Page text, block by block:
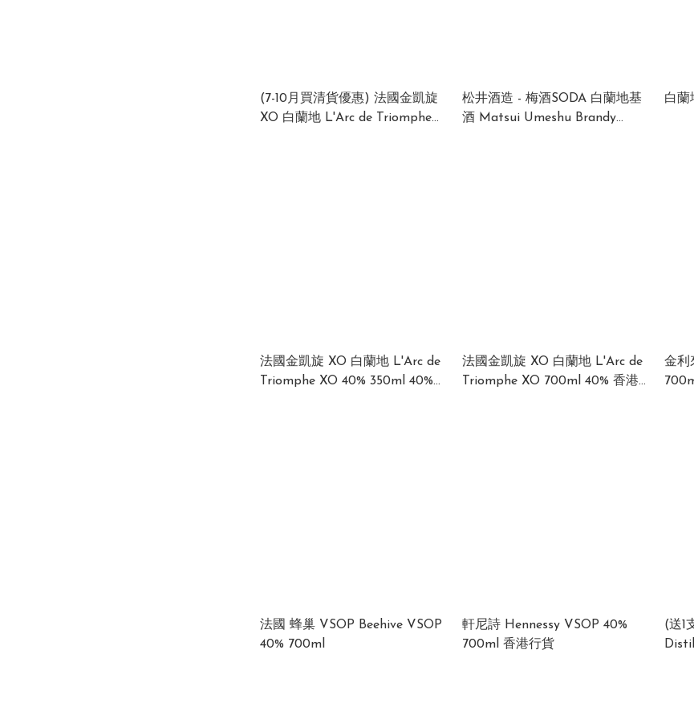
(7-10月買清貨優惠) 法國金凱旋
XO 白蘭地 L'Arc de Triomphe
松井酒造 - 梅酒SODA 白蘭地基
酒 Matsui Umeshu Brandy
白蘭
法國金凱旋 XO 白蘭地 L'Arc de
Triomphe XO 40% 350ml 40%
法國金凱旋 XO 白蘭地 L'Arc de
Triomphe XO 700ml 40% 香港
金利
法國 蜂巢 VSOP Beehive VSOP
40% 700ml
軒尼詩 Hennessy VSOP 40%
700ml 香港行貨
(送1